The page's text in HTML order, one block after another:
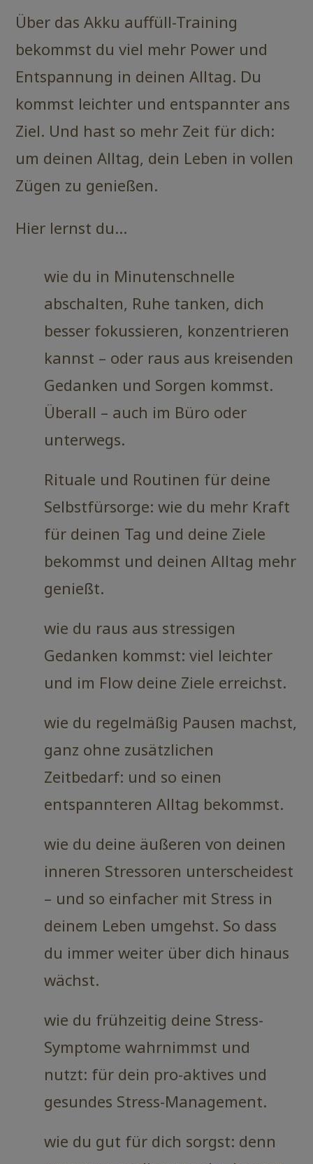
Über das Akku auffüll-Training
bekommst du viel mehr Power und
Entspannung in deinen Alltag. Du
kommst leichter und entspannter ans
Ziel. Und hast so mehr Zeit für dich:
um deinen Alltag, dein Leben in vollen
Zügen zu genießen.
Hier lernst du…
wie du in Minutenschnelle
abschalten, Ruhe tanken, dich
besser fokussieren, konzentrieren
kannst – oder raus aus kreisenden
Gedanken und Sorgen kommst.
Überall – auch im Büro oder
unterwegs.
Rituale und Routinen für deine
Selbstfürsorge: wie du mehr Kraft
für deinen Tag und deine Ziele
bekommst und deinen Alltag mehr
genießt.
wie du raus aus stressigen
Gedanken kommst: viel leichter
und im Flow deine Ziele erreichst.
wie du regelmäßig Pausen machst,
ganz ohne zusätzlichen
Zeitbedarf: und so einen
entspannteren Alltag bekommst.
wie du deine äußeren von deinen
inneren Stressoren unterscheidest
– und so einfacher mit Stress in
deinem Leben umgehst. So dass
du immer weiter über dich hinaus
wächst.
wie du frühzeitig deine Stress-
Symptome wahrnimmst und
nutzt: für dein pro-aktives und
gesundes Stress-Management.
wie du gut für dich sorgst: denn